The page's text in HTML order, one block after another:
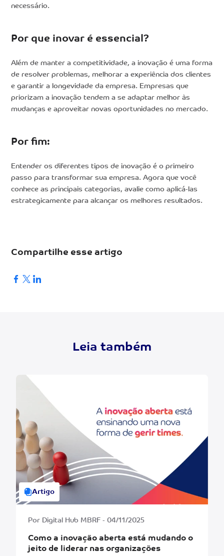
necessário.
Por que inovar é essencial?
Além de manter a competitividade, a inovação é uma forma
de resolver problemas, melhorar a experiência dos clientes
e garantir a longevidade da empresa. Empresas que
priorizam a inovação tendem a se adaptar melhor às
mudanças e aproveitar novas oportunidades no mercado.
Por fim:
Entender os diferentes tipos de inovação é o primeiro
passo para transformar sua empresa. Agora que você
conhece as principais categorias, avalie como aplicá-las
estrategicamente para alcançar os melhores resultados.
Compartilhe esse artigo
Leia também
Artigo
Por Digital Hub MBRF - 04/11/2025
Como a inovação aberta está mudando o
jeito de liderar nas organizações